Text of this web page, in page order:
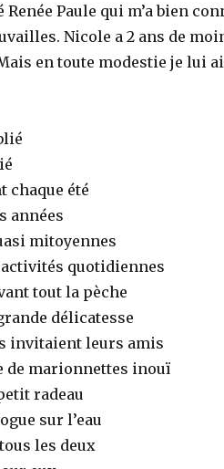
Renée Paule qui m’a bien
Nicole a 2 ans de
en toute modestie je lui
chaque été
années
mitoyennes
quotidiennes
tout la pèche
délicatesse
invitaient leurs amis
de marionnettes inouï
radeau
sur l’eau
les deux